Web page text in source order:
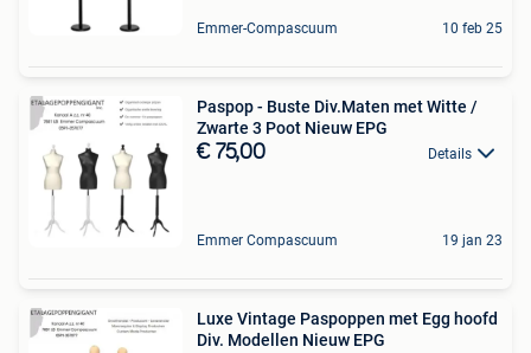
Emmer-Compascuum 10 feb 25
Paspop - Buste Div.Maten met Witte /
Zwarte 3 Poot Nieuw EPG
€ 75,00 Details
Emmer Compascuum 19 jan 23
Luxe Vintage Paspoppen met Egg hoofd
Div. Modellen Nieuw EPG